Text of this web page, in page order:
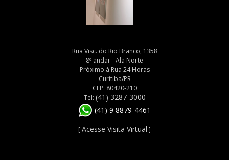
Rua Visc. do Rio Branco, 1358
8º andar - Ala Norte
Próximo à Rua 24 Horas
Curitiba/PR
CEP: 80420-210
Tel: (41) 3287-3000
(41) 9 8879-4461
[Acesse Visita Virtual ]